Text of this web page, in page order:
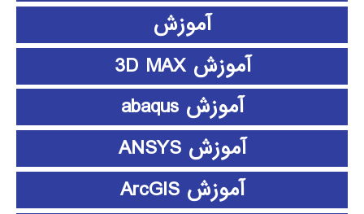
آموزش
آموزش 3D MAX
آموزش abaqus
آموزش ANSYS
آموزش ArcGIS